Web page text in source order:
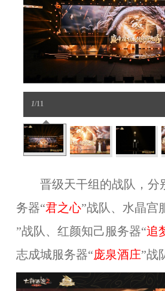
1/11
晋级天干组的战队，分
务器“君之心”战队、水晶宫
”战队、红颜知己服务器“追
志成城服务器“庞泉酒庄”战